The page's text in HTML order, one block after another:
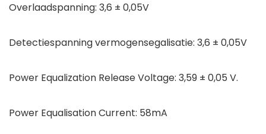
Overlaadspanning: 3,6 ± 0,05V
Detectiespanning vermogensegalisatie: 3,6 ± 0,05V
Power Equalization Release Voltage: 3,59 ± 0,05 V.
Power Equalisation Current: 58mA